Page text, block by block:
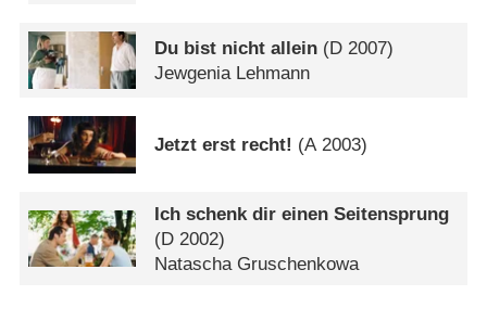
Du bist nicht allein (D 2007)
Jewgenia Lehmann
Jetzt erst recht! (A2003)
Ich schenk dir einen Seitensprung
(D 2002)
Natascha Gruschenkowa